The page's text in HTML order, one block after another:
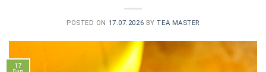
POSTED ON 17.07.2026 BYTEA MASTER
17